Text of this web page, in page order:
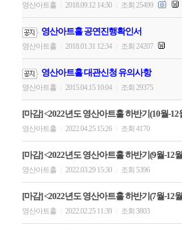
영산아트홀 2018.09.12 14:30 조회 25499
영산아트홀 공연진행확인서
영산아트홀 2018.01.31 12:34 조회 24207
영산아트홀 대관신청 유의사항
영산아트홀 2015.04.15 10:04 조회 29375
[마감] <2022년도 영산아트홀 하반기(10월-12
영산아트홀 2022.04.25 15:26 조회 4170
[마감] <2022년도 영산아트홀 하반기(9월-12
영산아트홀 2022.03.29 15:30 조회 5396
[마감] <2022년도 영산아트홀 하반기(7월-12
영산아트홀 2022.02.25 11:39 조회 3803